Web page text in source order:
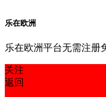
乐在欧洲
乐在欧洲平台无需注册
关注
返回